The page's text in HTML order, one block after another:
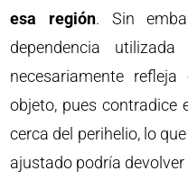
esa región. Sin
dependencia
necesariamente
objeto, pues contradice
cerca del perihelio, lo
ajustado podría